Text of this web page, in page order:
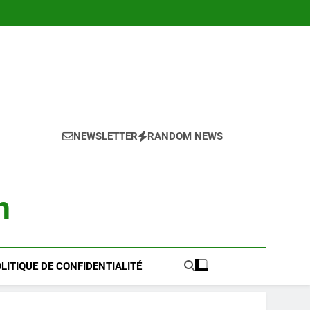
NEWSLETTER RANDOM NEWS
DE CONFIDENTIALITÉ